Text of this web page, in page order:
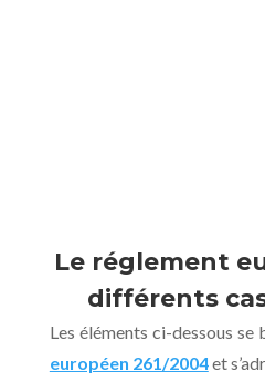
Le réglement
différents
Les éléments ci-dessous se
européen 261/2004et